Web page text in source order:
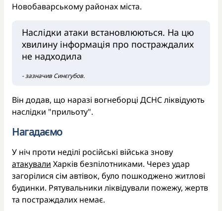
Новобаварському районах міста.
Наслідки атаки встановлюються. На цю
хвилину інформація про постраждалих
не надходила
- зазначив Синєгубов.
Він додав, що наразі вогнеборці ДСНС ліквідують
наслідки "прильоту".
Нагадаємо
У ніч проти неділі російські війська знову
атакували Харків безпілотниками. Через удар
загорілися сім автівок, було пошкоджено житлові
будинки. Рятувальники ліквідували пожежу, жертв
та постраждалих немає.